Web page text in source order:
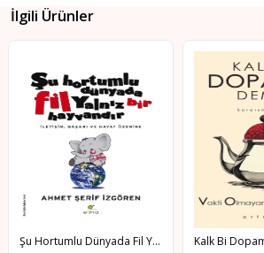
İlgili Ürünler
Şu Hortumlu Dünyada Fil Yalnız Bir Hayvandır Kalk Bi